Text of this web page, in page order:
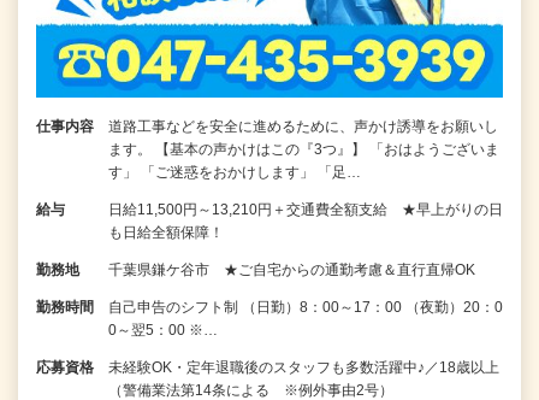
仕事内容
道路工事などを安全に進めるために、声かけ誘導をお願いし
ます。 【基本の声かけはこの『3つ』】 「おはようございま
す」 「ご迷惑をおかけします」 「足…
給与
日給11,500円～13,210円＋交通費全額支給 ★早上がりの日
も日給全額保障！
勤務地 千葉県鎌ケ谷市 ★ご自宅からの通勤考慮＆直行直帰OK
勤務時間
自己申告のシフト制 （日勤）8：00～17：00 （夜勤）20：0
0～翌5：00 ※…
応募資格
未経験OK・定年退職後のスタッフも多数活躍中♪／18歳以上
（警備業法第14条による ※例外事由2号）